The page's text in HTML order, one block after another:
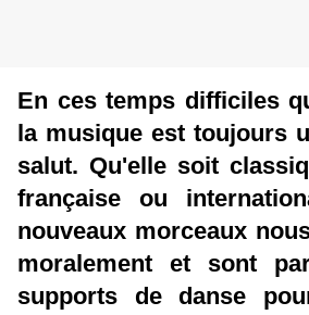
En ces temps difficiles
la musique est toujours
salut. Qu'elle soit
française ou
nouveaux morceaux
moralement et sont
supports de danse